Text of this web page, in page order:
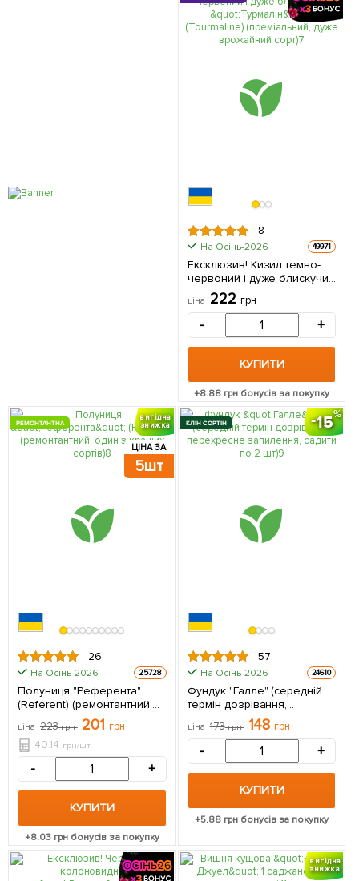
8
На Осінь-2026 49971
Ексклюзив! Кизил темно-
червоний і дуже блискучий
"Турмалін" (Tourmaline)
(преміальний, дуже
врожайний сорт) 1
саджанець в упаковці
ціна 222 грн
- +
КУПИТИ
+8.88 грн бонусів за покупку
вигідна
знижка
ЦІНА ЗА
5шт
РЕМОНТАНТНА
26
На Осінь-2026 25728
Полуниця "Референта"
(Referent) (ремонтантний,
один з кращих сортів) 5 шт
в упаковці
ціна 223грн 201 грн
40.14 грн/шт
- +
КУПИТИ
+8.03 грн бонусів за покупку
15
КЛІН СОРТІН
57
На Осінь-2026 24610
Фундук "Галле" (середній
термін дозрівання,
перехресне запилення,
садити по 2 шт) 1
саджанець в упаковці
ціна 173грн 148 грн
- +
КУПИТИ
+5.88грн бонусів за покупку
вигідна
знижка